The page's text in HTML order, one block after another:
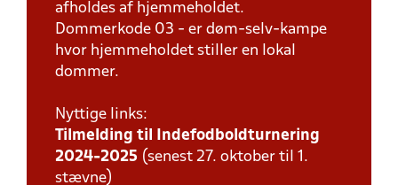
afholdes af hjemmeholdet.
Dommerkode 03 - er døm-selv-kampe
hvor hjemmeholdet stiller en lokal
dommer.
Nyttige links:
Tilmelding til Indefodboldturnering
2024-2025 (senest 27. oktober til 1.
stævne)